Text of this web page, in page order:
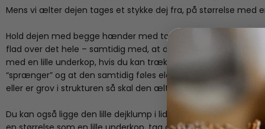
Mens vi ælter dejen tages et stykke dej fra, på størrelse med
Hold dejen med begge hænder med tommeltotten,
flad over det hele – samtidig med, at du trækker forsigtig i
med en lille underkop, hvis du kan trække/trykke dejen stille
“sprænger” og at den samtidig føles elastisk så er den æltet
eller er grov i strukturen så skal den æltes lidt mere.
Du kan også ligge den lille dejklump i lidt mel på bordet og